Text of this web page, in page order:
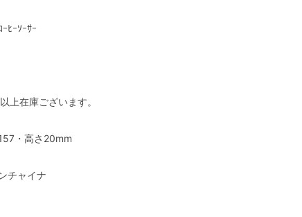
ｰﾋｰｿｰｻｰ
上在庫ございます。
・高さ20mm
チャイナ